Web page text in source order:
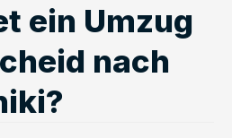
ein Umzug
nach